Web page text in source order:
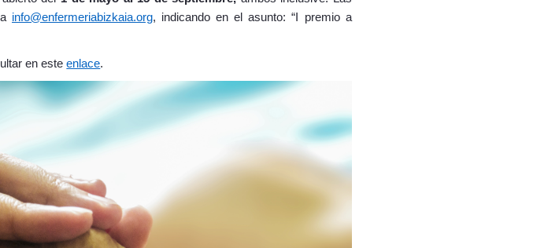
info@enfermeriabizkaia.org, indicando en el asunto: “I premio a
en esteenlace.